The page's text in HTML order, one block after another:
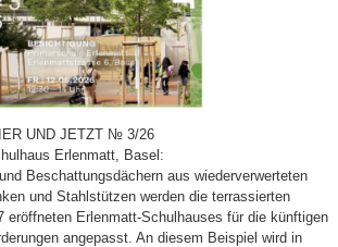
UND JETZT № 3/26
Erlenmatt, Basel:
Beschattungsdächern aus wiederverwerteten
und Stahlstützen werden die terrassierten
eröffneten Erlenmatt-Schulhauses für die künftigen
angepasst. An diesem Beispiel wird in